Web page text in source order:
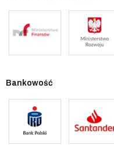
Bankowość